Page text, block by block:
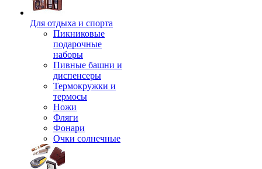
Для отдыха и спорта
Пикниковые
подарочные
наборы
Пивные башни и
диспенсеры
Термокружки и
термосы
Ножи
Фляги
Фонари
Очки солнечные